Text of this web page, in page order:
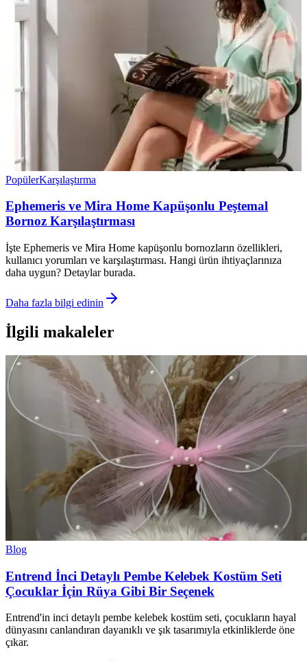
PopülerKarşılaştırma
Ephemeris ve Mira Home Kapüşonlu Peştemal
Bornoz Karşılaştırması
İşte Ephemeris ve Mira Home kapüşonlu bornozların özellikleri,
kullanıcı yorumları ve karşılaştırması. Hangi ürün ihtiyaçlarınıza
daha uygun? Detaylar burada.
Daha fazla bilgi edinin
İlgili makaleler
Blog
Entrend İnci Detaylı Pembe Kelebek Kostüm Seti
Çocuklar İçin Rüya Gibi Bir Seçenek
Entrend'in inci detaylı pembe kelebek kostüm seti, çocukların hayal
dünyasını canlandıran dayanıklı ve şık tasarımıyla etkinliklerde öne
çıkar.